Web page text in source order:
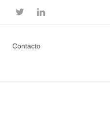
Contacto